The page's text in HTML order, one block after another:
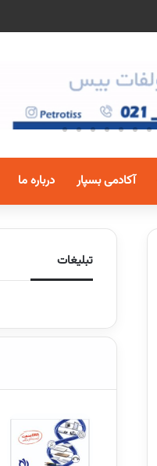
آکادمی بسپار درباره ما
تبلیغات